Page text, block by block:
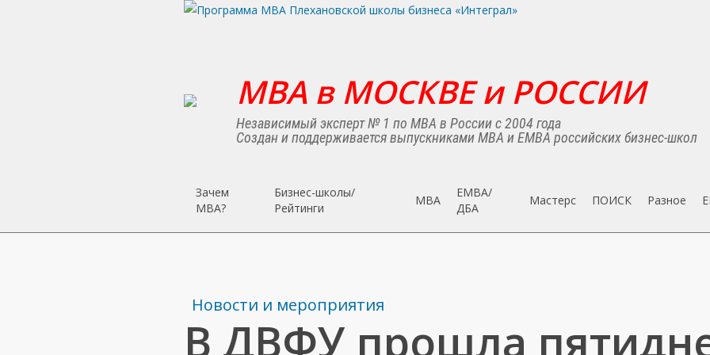
MBA в МОСКВЕ и РОССИИ
Независимый эксперт № 1 по MBA в России с 2004 года
Создан и поддерживается выпускниками MBA и EMBA российских бизнес-школ
Зачем
MBA?
Бизнес-школы/
Рейтинги
MBA
EMBA/
ДБA
Мастерс ПОИСК Разное
Новости и мероприятия
В ДВФУ прошла